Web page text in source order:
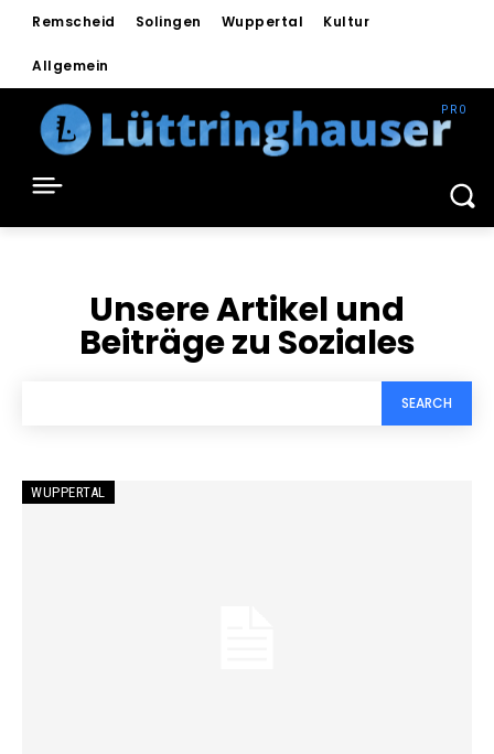
Remscheid Solingen Wuppertal Kultur
Allgemein
Unsere Artikel und
Beiträge zu Soziales
SEARCH
WUPPERTAL